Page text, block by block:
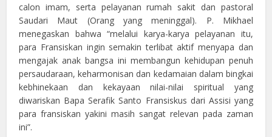
calon imam, serta pelayanan rumah sakit dan pastoral
Saudari Maut (Orang yang meninggal). P. Mikhael
menegaskan bahwa “melalui karya-karya pelayanan itu,
para Fransiskan ingin semakin terlibat aktif menyapa dan
mengajak anak bangsa ini membangun kehidupan penuh
persaudaraan, keharmonisan dan kedamaian dalam bingkai
kebhinekaan dan kekayaan nilai-nilai spiritual yang
diwariskan Bapa Serafik Santo Fransiskus dari Assisi yang
para fransiskan yakini masih sangat relevan pada zaman
ini”.